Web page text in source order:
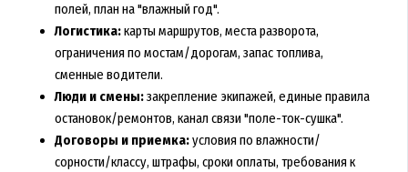
полей, план на "влажный год".
Логистика:карты маршрутов, места разворота,
ограничения по мостам/дорогам, запас топлива,
сменные водители.
Люди и смены:закрепление экипажей, единые правила
остановок/ремонтов, канал связи "поле-ток-сушка".
Договоры и приемка:условия по влажности/
сорности/классу, штрафы, сроки оплаты, требования к